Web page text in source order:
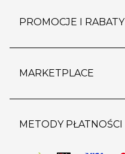
polityka prywatności
kontakt
dostawy i płatność
wypis z subskrypcji
regulamin sklepu
pozostałe regulaminy
PROMOCJE I RABATY
outlet
regulaminy promocji
MARKETPLACE
strefa marek
METODY PŁATNOŚCI